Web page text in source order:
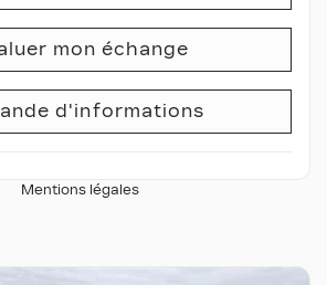
mon échange
d'informations
Mentions légales